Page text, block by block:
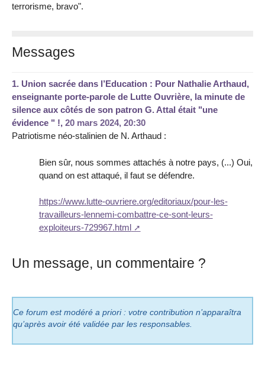
terrorisme, bravo".
Messages
1. Union sacrée dans l’Education : Pour Nathalie Arthaud,
enseignante porte-parole de Lutte Ouvrière, la minute de
silence aux côtés de son patron G. Attal était "une
évidence " !, 20 mars 2024, 20:30
Patriotisme néo-stalinien de N. Arthaud :
Bien sûr, nous sommes attachés à notre pays, (...) Oui,
quand on est attaqué, il faut se défendre.
https://www.lutte-ouvriere.org/editoriaux/pour-les-
travailleurs-lennemi-combattre-ce-sont-leurs-
exploiteurs-729967.html
Un message, un commentaire ?
Ce forum est modéré a priori : votre contribution n’apparaîtra
qu’après avoir été validée par les responsables.